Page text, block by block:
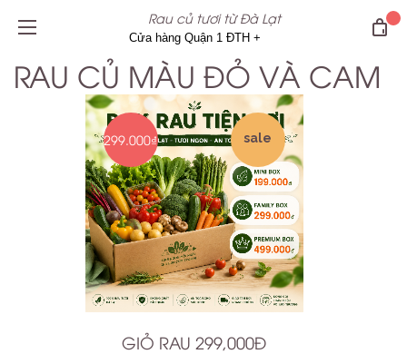
Rau củ tươi từ Đà Lạt
RAU CỦ MÀU ĐỎ VÀ CAM
299.000₫ sale
GIỎ RAU 299,000Đ